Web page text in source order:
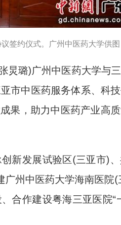
签约仪式。广州中医药大学供图
璐)广州中医药大学与
市中医药服务体系、科
果，助力中医药产业高
发展试验区(三亚市)、
州中医药大学海南医院(
合作建设粤海三亚医院“